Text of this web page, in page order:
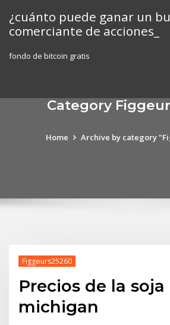
content
¿cuánto puede ganar un
comerciante de acciones_
fondo de bitcoin gratis
Category
Home Archive by category
Figgeurs25260
Precios de la soja
michigan